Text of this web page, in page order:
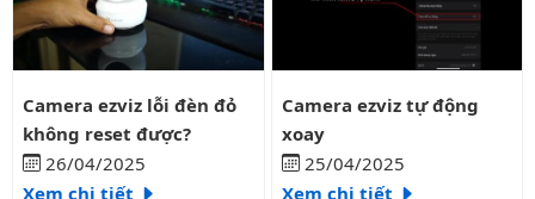
Camera ezviz lỗi đèn đỏ không reset được?
Camera ezviz lỗi đèn đỏ
không reset được?
26/04/2025
Xem chi tiết
Camera ezviz tự động xoay
Camera ezviz tự động
xoay
25/04/2025
Xem chi tiết